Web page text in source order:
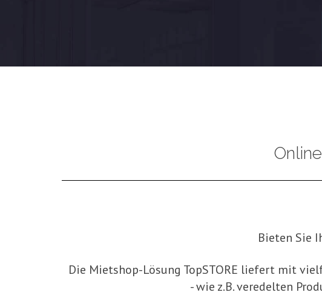
Bieten Sie
Die Mietshop-Lösung TopSTORE liefert mit
- wie z.B. veredelten